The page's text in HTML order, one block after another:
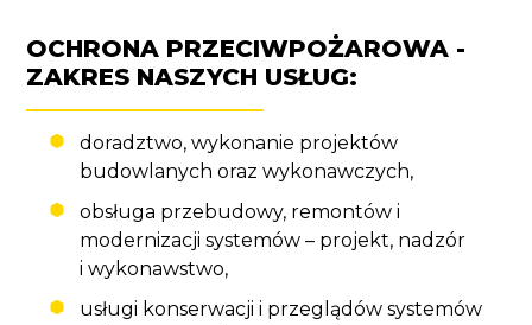
OCHRONA PRZECIWPOŻAROWA -
ZAKRES NASZYCH USŁUG:
doradztwo, wykonanie projektów
budowlanych oraz wykonawczych,
obsługa przebudowy, remontów i
modernizacji systemów – projekt, nadzór
i wykonawstwo,
usługi konserwacji i przeglądów systemów